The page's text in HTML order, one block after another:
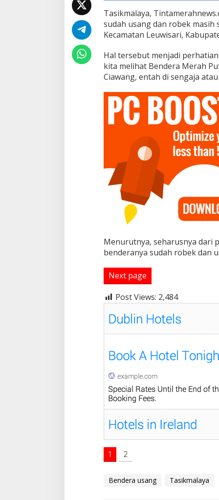
M
a
s
i
B
e
r
k
b
a
r
d
a
n
G
e
n
D
e
s
a
C
i
w
n
Tasikmalaya,
sudah usang dan robek masih
Kecamatan Leuwisari,
Hal tersebut menjadi
kita melihat Bendera Merah
Ciawang, entah di sengaja
Menurutnya, seharusnya dari
benderanya sudah robek dan
Next page
Post Views: 2,484
1 2
Bendera usang Tasikmalaya